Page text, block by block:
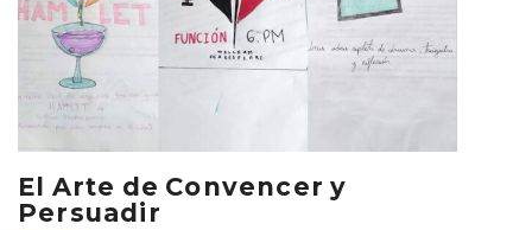
El Arte de Convencer y
Persuadir